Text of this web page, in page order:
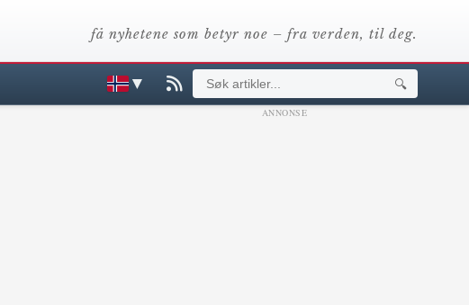
få nyhetene som betyr noe – fra verden, til deg.
▼ 🔍
ANNONSE